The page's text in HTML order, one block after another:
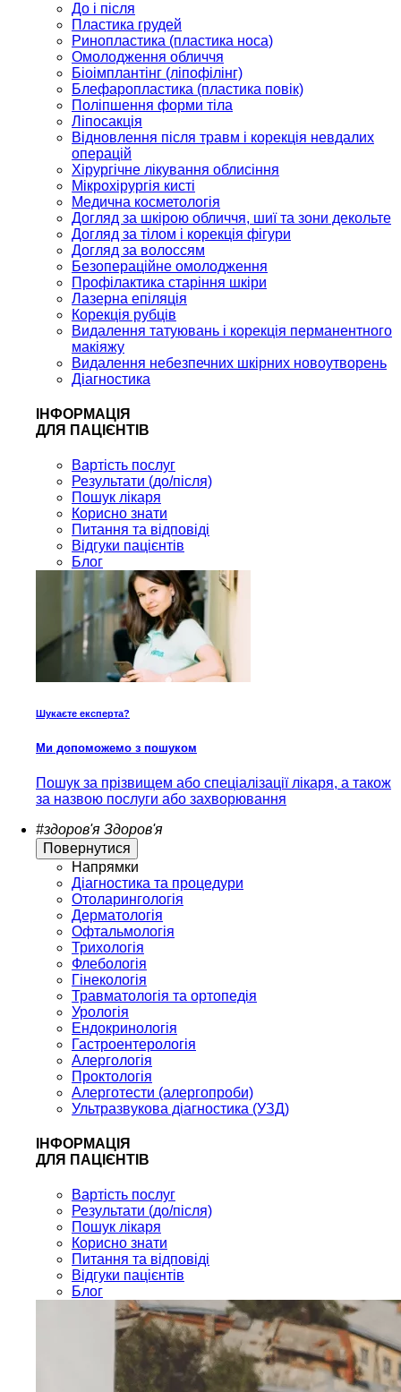
До і після
Пластика грудей
Ринопластика (пластика носа)
Омолодження обличчя
Біоімплантінг (ліпофілінг)
Блефаропластика (пластика повік)
Поліпшення форми тіла
Ліпосакція
Відновлення після травм і корекція невдалих
операцій
Хірургічне лікування облисіння
Мікрохірургія кисті
Медична косметологія
Догляд за шкірою обличчя, шиї та зони декольте
Догляд за тілом і корекція фігури
Догляд за волоссям
Безопераційне омолодження
Профілактика старіння шкіри
Лазерна епіляція
Корекція рубців
Видалення татуювань і корекція перманентного
макіяжу
Видалення небезпечних шкірних новоутворень
Діагностика
ІНФОРМАЦІЯ
ДЛЯ ПАЦІЄНТІВ
Вартість послуг
Результати (до/після)
Пошук лікаря
Корисно знати
Питання та відповіді
Відгуки пацієнтів
Блог
Шукаєте експерта?
Ми допоможемо з пошуком
Пошук за прізвищем або спеціалізації лікаря, а також
за назвою послуги або захворювання
#здоров'я Здоров'я
Повернутися
Напрямки
Діагностика та процедури
Отоларингологія
Дерматологія
Офтальмологія
Трихологія
Флебологія
Гінекологія
Травматологія та ортопедія
Урологія
Ендокринологія
Гастроентерологія
Алергологія
Проктологія
Алерготести (алергопроби)
Ультразвукова діагностика (УЗД)
ІНФОРМАЦІЯ
ДЛЯ ПАЦІЄНТІВ
Вартість послуг
Результати (до/після)
Пошук лікаря
Корисно знати
Питання та відповіді
Відгуки пацієнтів
Блог